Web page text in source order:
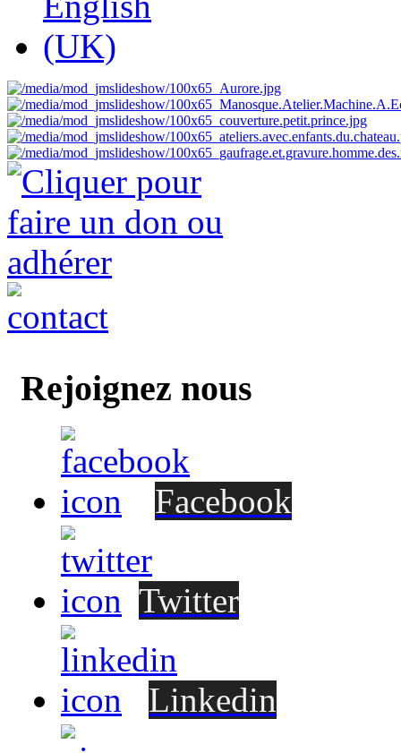
Rejoignez nous
Facebook
Twitter
Linkedin